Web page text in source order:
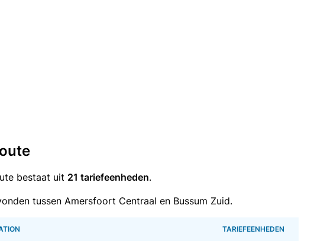
bestaat uit 21 tariefeenheden.
tussen Amersfoort Centraal en Bussum Zuid.
TARIEFEENHEDEN